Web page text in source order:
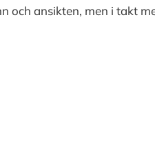
och ansikten, men i takt